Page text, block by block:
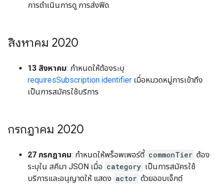
การดำเนินการดู การส่งฟีด
สิงหาคม 2020
13 สิงหาคม: กำหนดให้ต้องระบุ
requiresSubscription.identifier เมื่อหมวดหมู่การเข้าถึง
เป็นการสมัครใช้บริการ
กรกฎาคม 2020
27 กรกฎาคม: กำหนดให้พร็อพเพอร์ตี้ commonTier ต้อง
ระบุใน สคีมา JSON เมื่อ category เป็นการสมัครใช้
บริการและอนุญาตให้ แสดง actor ด้วยออบเจ็กต์